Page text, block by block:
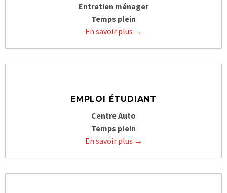
Entretien ménager
Temps plein
En savoir plus
EMPLOI ÉTUDIANT
Centre Auto
Temps plein
En savoir plus